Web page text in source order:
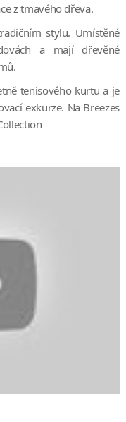
z tmavého dřeva.
stylu. Umístěné
a mají dřevěné
tenisového kurtu a je
exkurze. Na Breezes